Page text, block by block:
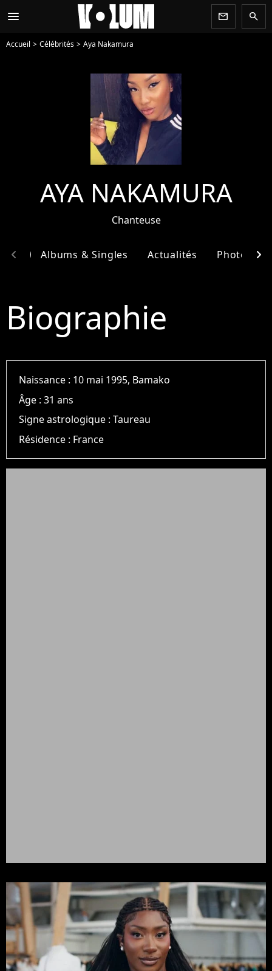
menu newsletter search
Accueil Célébrités Aya Nakamura
AYA NAKAMURA
Chanteuse
Albums & Singles Actualités Photos
chevron_left chevron_right
Biographie
Naissance : 10 mai 1995, Bamako
Âge :31 ans
Signe astrologique :Taureau
Résidence : France